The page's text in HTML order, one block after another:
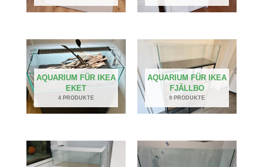
AQUARIUM FÜR IKEA
EKET
4 PRODUKTE
AQUARIUM FÜR IKEA
FJÄLLBO
9 PRODUKTE